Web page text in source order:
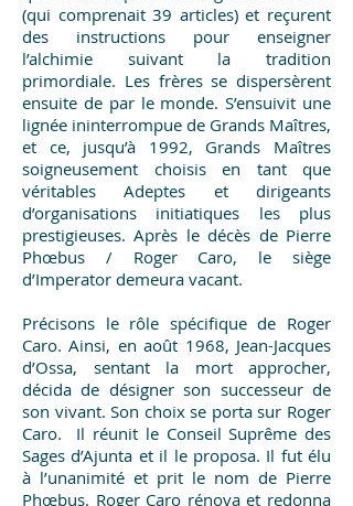
(qui comprenait 39 articles) et reçurent
des instructions pour enseigner
l’alchimie suivant la tradition
primordiale. Les frères se dispersèrent
ensuite de par le monde. S’ensuivit une
lignée ininterrompue de Grands Maîtres,
et ce, jusqu’à 1992, Grands Maîtres
soigneusement choisis en tant que
véritables Adeptes et dirigeants
d’organisations initiatiques les plus
prestigieuses. Après le décès de Pierre
Phœbus / Roger Caro, le siège
d’Imperator demeura vacant.
Précisons le rôle spécifique de Roger
Caro. Ainsi, en août 1968, Jean-Jacques
d’Ossa, sentant la mort approcher,
décida de désigner son successeur de
son vivant. Son choix se porta sur Roger
Caro. Il réunit le Conseil Suprême des
Sages d’Ajunta et il le proposa. Il fut élu
à l’unanimité et prit le nom de Pierre
Phœbus. Roger Caro rénova et redonna